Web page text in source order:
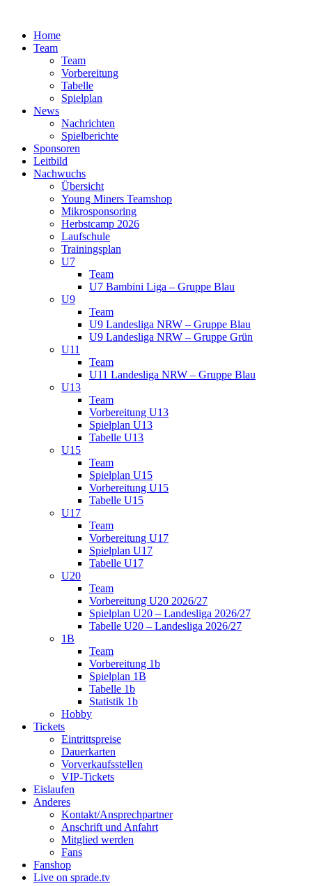
springenHome
Team
Team
Vorbereitung
Tabelle
Spielplan
News
Nachrichten
Spielberichte
Sponsoren
Leitbild
Nachwuchs
Übersicht
Young Miners Teamshop
Mikrosponsoring
Herbstcamp 2026
Laufschule
Trainingsplan
U7
Team
U7 Bambini Liga – Gruppe Blau
U9
Team
U9 Landesliga NRW – Gruppe Blau
U9 Landesliga NRW – Gruppe Grün
U11
Team
U11 Landesliga NRW – Gruppe Blau
U13
Team
Vorbereitung U13
Spielplan U13
Tabelle U13
U15
Team
Spielplan U15
Vorbereitung U15
Tabelle U15
U17
Team
Vorbereitung U17
Spielplan U17
Tabelle U17
U20
Team
Vorbereitung U20 2026/27
Spielplan U20 – Landesliga 2026/27
Tabelle U20 – Landesliga 2026/27
1B
Team
Vorbereitung 1b
Spielplan 1B
Tabelle 1b
Statistik 1b
Hobby
Tickets
Eintrittspreise
Dauerkarten
Vorverkaufsstellen
VIP-Tickets
Eislaufen
Anderes
Kontakt/Ansprechpartner
Anschrift und Anfahrt
Mitglied werden
Fans
Fanshop
Live on sprade.tv